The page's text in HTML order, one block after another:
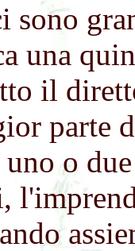
sono
una
il
parte
o